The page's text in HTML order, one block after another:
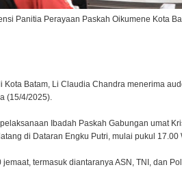
Panitia Perayaan Paskah Oikumene Kota
Kota Batam, Li Claudia Chandra menerima
(15/4/2025).
Ibadah Paskah Gabungan umat
di Dataran Engku Putri, mulai pukul 17.00
termasuk diantaranya ASN, TNI, dan